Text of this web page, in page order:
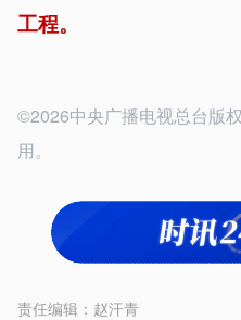
工程。
©2026中央广播电视总台版
用。
责任编辑： 赵汗青